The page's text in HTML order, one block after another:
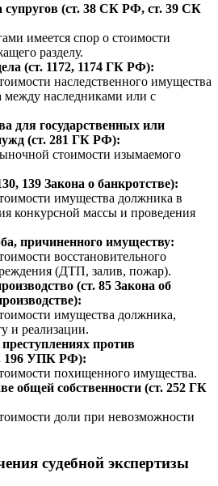
супругов (ст. 38 СК РФ, ст. 39 СК
имеется спор о стоимости
разделу.
(ст. 1172, 1174 ГК РФ):
наследственного имущества
между наследниками или с
для государственных или
(ст. 281 ГК РФ):
стоимости изымаемого
139 Закона о банкротстве):
имущества должника в
конкурсной массы и проведения
причиненного имуществу:
восстановительного
(ДТП, залив, пожар).
(ст. 85 Закона об
имущества должника,
и реализации.
против
196 УПК РФ):
похищенного имущества.
общей собственности (ст. 252 ГК
доли при невозможности
судебной экспертизы